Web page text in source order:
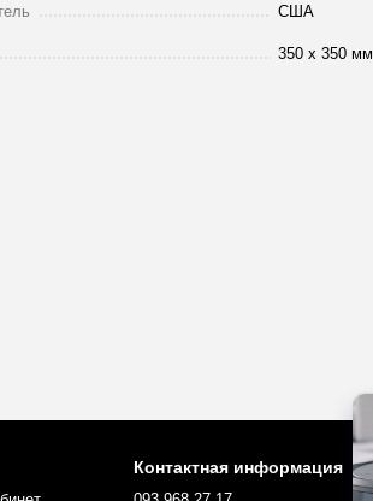
США
350 х 350 мм
Контактная информация